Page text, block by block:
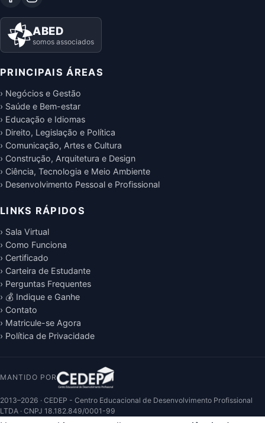
ABED
somos associados
PRINCIPAIS ÁREAS
› Negócios e Gestão
› Saúde e Bem-estar
› Educação e Idiomas
› Direito, Legislação e Política
› Comunicação, Artes e Cultura
› Construção, Arquitetura e Design
› Ciência, Tecnologia e Meio Ambiente
› Desenvolvimento Pessoal e Profissional
LINKS RÁPIDOS
› Sala Virtual
› Como Funciona
› Certificado
› Carteira de Estudante
› Perguntas Frequentes
› 💰 Indique e Ganhe
› Contato
› Matricule-se Agora
› Política de Privacidade
MANTIDO POR
2013–2026 · CEDEP - Centro Educacional de Desenvolvimento Profissional
LTDA · CNPJ 18.182.849/0001-99